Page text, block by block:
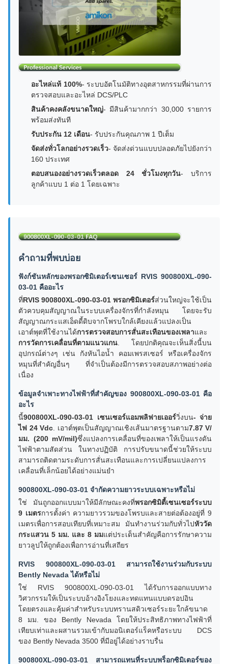
อะไหล่แท้ 100%- ระบบอัตโนมัติทางอุตสาหกรรมที่ผ่านการ
ตรวจสอบและอะไหล่ DCS/PLC
สินค้าคงคลังขนาดใหญ่- มีสินค้ามากกว่า 30,000 รายการ
พร้อมส่งทันที
รับประกัน 12 เดือน- รับประกันคุณภาพ 1 ปีเต็ม
จัดส่งทั่วโลกอย่างรวดเร็ว- จัดส่งด่วนแบบปลอดภัยไปยังกว่า
160 ประเทศ
ตอบสนองอย่างรวดเร็วตลอด 24 ชั่วโมงทุกวัน- บริการ
ลูกค้าแบบ 1 ต่อ 1 โดยเฉพาะ
คำถามที่พบบ่อย
ฟังก์ชันหลักของพรอกซิมิเตอร์เซนเซอร์ RVIS 900800XL-090-
03-01 คืออะไร
ที่RVIS 900800XL-090-03-01 พรอกซิมิเตอร์ส่วนใหญ่จะใช้เป็น
ตัวควบคุมสัญญาณในระบบเครื่องจักรที่กำลังหมุน โดยจะรับ
สัญญาณกระแสเอ็ดดี้ดิบจากโพรบใกล้เคียงแล้วแปลงเป็น
เอาต์พุตที่ใช้งานได้การตรวจสอบการสั่นสะเทือนของเพลาและ
การวัดการเคลื่อนที่ตามแนวแกน . โดยปกติคุณจะเห็นสิ่งนี้บน
อุปกรณ์ต่างๆ เช่น กังหันไอน้ำ คอมเพรสเซอร์ หรือเครื่องจักร
หมุนที่สำคัญอื่นๆ ที่จำเป็นต้องมีการตรวจสอบสภาพอย่างต่อ
เนื่อง
ข้อมูลจำเพาะทางไฟฟ้าที่สำคัญของ 900800XL-090-03-01 คือ
อะไร
นี้900800XL-090-03-01 เซนเซอร์แอมพลิฟายเออร์วิ่งบน- จ่าย
ไฟ 24 Vdc . เอาต์พุตเป็นสัญญาณเชิงเส้นมาตรฐานตาม7.87 V/
มม. (200 mV/mil)ซึ่งแปลงการเคลื่อนที่ของเพลาให้เป็นแรงดัน
ไฟฟ้าตามสัดส่วน ในทางปฏิบัติ การปรับขนาดนี้ช่วยให้ระบบ
สามารถติดตามระดับการสั่นสะเทือนและการเปลี่ยนแปลงการ
เคลื่อนที่เล็กน้อยได้อย่างแม่นยำ
900800XL-090-03-01 จำกัดความยาวระบบเฉพาะหรือไม่
ใช่ มันถูกออกแบบมาให้มีลักษณะคงที่พรอกซิมิตี้เซนเซอร์ระบบ
9 เมตรการตั้งค่า ความยาวรวมของโพรบและสายต่อต้องอยู่ที่ 9
เมตรเพื่อการสอบเทียบที่เหมาะสม มันทำงานร่วมกับทั่วไปหัววัด
กระแสวน 5 มม. และ 8 มมแต่ประเด็นสำคัญคือการรักษาความ
ยาวลูปให้ถูกต้องเพื่อการอ่านที่เสถียร
RVIS 900800XL-090-03-01 สามารถใช้งานร่วมกับระบบ
Bently Nevada ได้หรือไม่
ใช่ RVIS 900800XL-090-03-01 ได้รับการออกแบบทาง
วิศวกรรมให้เป็นระบบอ้างอิงโยงและทดแทนแบบดรอปอิน
โดยตรงและคุ้มค่าสำหรับระบบทรานสดิวเซอร์ระยะใกล้ขนาด
8 มม. ของ Bently Nevada โดยให้ประสิทธิภาพทางไฟฟ้าที่
เทียบเท่าและผสานรวมเข้ากับมอนิเตอร์แร็คหรือระบบ DCS
ของ Bently Nevada 3500 ที่มีอยู่ได้อย่างราบรื่น
900800XL-090-03-01 สามารถแทนที่ระบบพร็อกซิมิเตอร์ของ